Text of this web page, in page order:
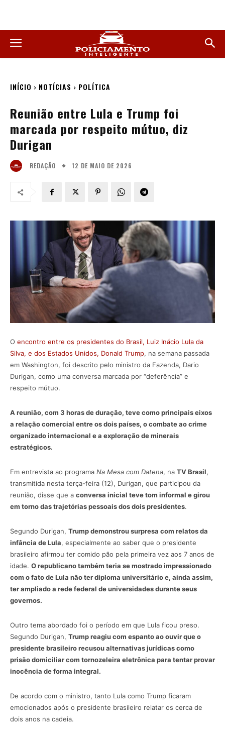
INÍCIO NOTÍCIAS POLÍTICA
Reunião entre Lula e Trump foi
marcada por respeito mútuo, diz
Durigan
REDAÇÃO 12 DE MAIO DE 2026
O encontro entre os presidentes do Brasil, Luiz Inácio Lula da
Silva, e dos Estados Unidos, Donald Trump, na semana passada
em Washington, foi descrito pelo ministro da Fazenda, Dario
Durigan, como uma conversa marcada por “deferência” e
respeito mútuo.
A reunião, com 3 horas de duração, teve como principais eixos
a relação comercial entre os dois países, o combate ao crime
organizado internacional e a exploração de minerais
estratégicos.
Em entrevista ao programa Na Mesa com Datena, na TV Brasil,
transmitida nesta terça-feira (12), Durigan, que participou da
reunião, disse que a conversa inicial teve tom informal e girou
em torno das trajetórias pessoais dos dois presidentes.
Segundo Durigan, Trump demonstrou surpresa com relatos da
infância de Lula, especialmente ao saber que o presidente
brasileiro afirmou ter comido pão pela primeira vez aos 7 anos de
idade. O republicano também teria se mostrado impressionado
com o fato de Lula não ter diploma universitário e, ainda assim,
ter ampliado a rede federal de universidades durante seus
governos.
Outro tema abordado foi o período em que Lula ficou preso.
Segundo Durigan, Trump reagiu com espanto ao ouvir que o
presidente brasileiro recusou alternativas jurídicas como
prisão domiciliar com tornozeleira eletrônica para tentar provar
inocência de forma integral.
De acordo com o ministro, tanto Lula como Trump ficaram
emocionados após o presidente brasileiro relatar os cerca de
dois anos na cadeia.